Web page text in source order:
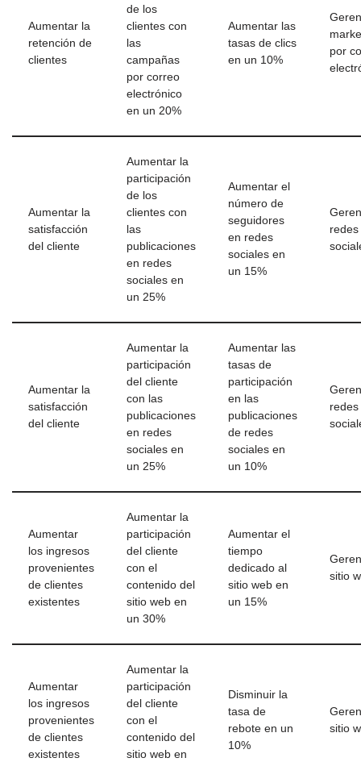
Aumentar la
retención de
clientes
de los
clientes con
las
campañas
por correo
electrónico
en un 20%
Aumentar las
tasas de clics
en un 10%
por
Aumentar la
satisfacción
del cliente
Aumentar la
participación
de los
clientes con
las
publicaciones
en redes
sociales en
un 25%
Aumentar el
número de
seguidores
en redes
sociales en
un 15%
redes
Aumentar la
satisfacción
del cliente
Aumentar la
participación
del cliente
con las
publicaciones
en redes
sociales en
un 25%
Aumentar las
tasas de
participación
en las
publicaciones
de redes
sociales en
un 10%
redes
Aumentar
los ingresos
provenientes
de clientes
existentes
Aumentar la
participación
del cliente
con el
contenido del
sitio web en
un 30%
Aumentar el
tiempo
dedicado al
sitio web en
un 15%
sitio
Aumentar
los ingresos
provenientes
de clientes
existentes
Aumentar la
participación
del cliente
con el
contenido del
sitio web en
Disminuir la
tasa de
rebote en un
10%
sitio